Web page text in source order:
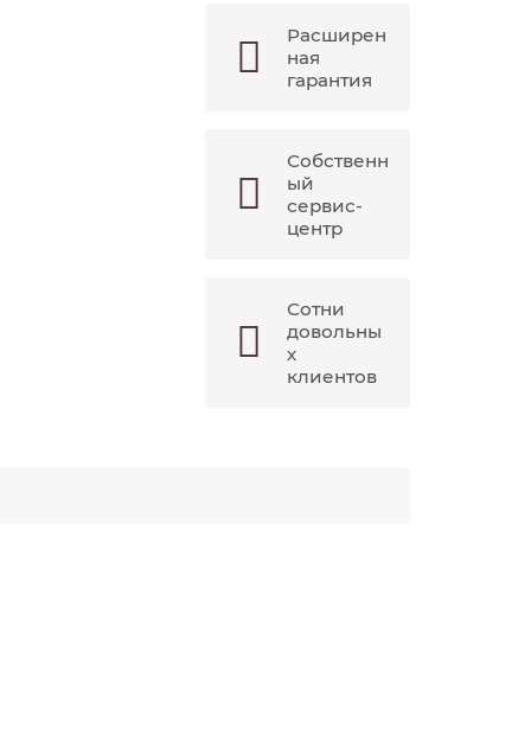
Расширен
ная
гарантия
Собственн
ый
сервис-
центр
Сотни
довольны
х
клиентов